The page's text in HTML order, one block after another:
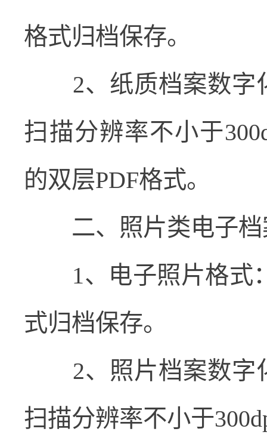
格式归档保存。
2、纸质档案数字
扫描分辨率不小于
的双层PDF格式。
二、照片类电子
1、电子照片格式
式归档保存。
2、照片档案数字
扫描分辨率不小于